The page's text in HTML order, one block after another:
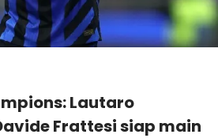
Lautaro
Frattesi siap main